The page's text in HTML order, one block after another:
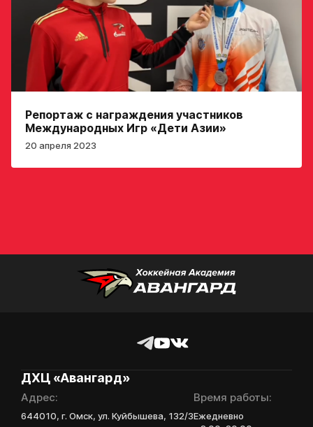
Репортаж с награждения участников
Международных Игр «Дети Азии»
20 апреля 2023
свяжутся по указанному
в заявке номеру!
Отправить
Нажимая кнопку
«Отправить»,
вы принимаете
условия
персональных
данных
В случае положительного
представителем игрока
свяжутся по указанному
ДХЦ «Авангард»
Адрес:
644010, г. Омск, ул. Куйбышева, 132/3
Время работы:
Ежедневно